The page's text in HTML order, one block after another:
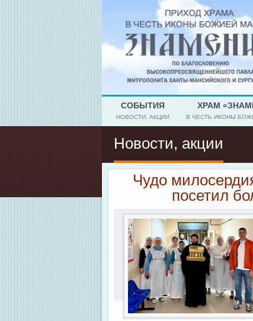
СОБЫТИЯ
НОВОСТИ, АКЦИИ
ХРАМ
В ЧЕСТЬ ИКОНЫ
Новости, акции
Чудо
посетил